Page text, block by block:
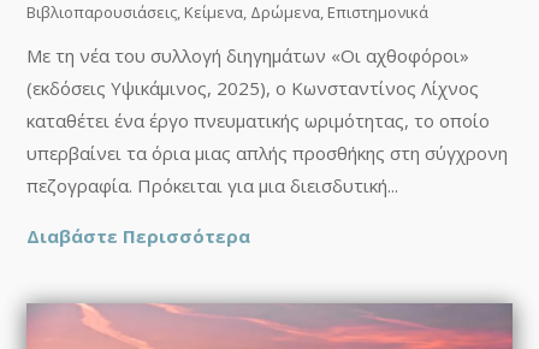
Βιβλιοπαρουσιάσεις, Κείμενα, Δρώμενα, Επιστημονικά
Με τη νέα του συλλογή διηγημάτων «Οι αχθοφόροι»
(εκδόσεις Υψικάμινος, 2025), ο Κωνσταντίνος Λίχνος
καταθέτει ένα έργο πνευματικής ωριμότητας, το οποίο
υπερβαίνει τα όρια μιας απλής προσθήκης στη σύγχρονη
πεζογραφία. Πρόκειται για μια διεισδυτική...
Διαβάστε Περισσότερα